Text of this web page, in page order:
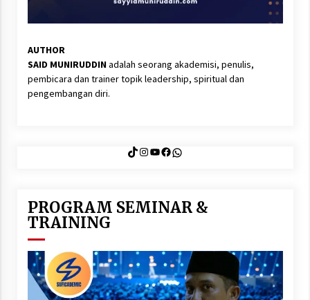
AUTHOR
SAID MUNIRUDDINadalah seorang akademisi, penulis,
pembicara dan trainer topik leadership, spiritual dan
pengembangan diri.
TikTok
Instagram
YouTube
Facebook
WhatsApp
PROGRAM SEMINAR &
TRAINING